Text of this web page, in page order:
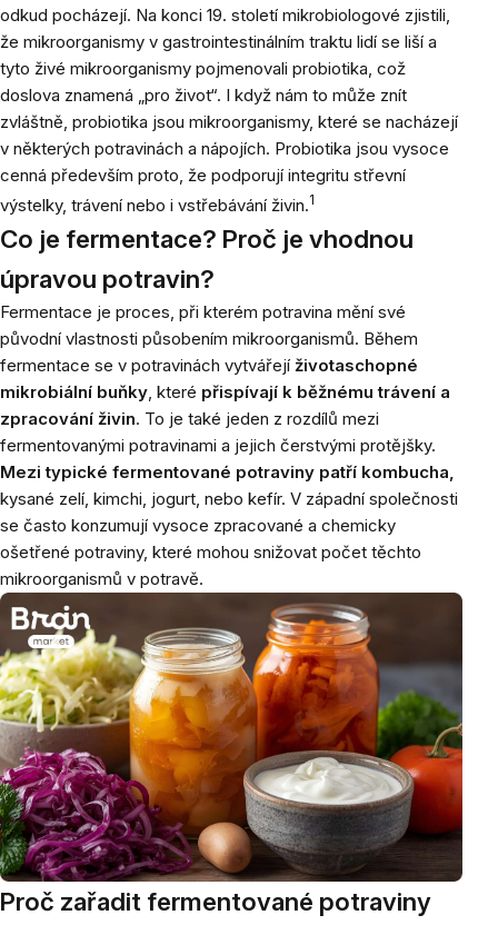
odkud pocházejí. Na konci 19. století mikrobiologové zjistili,
že mikroorganismy v gastrointestinálním traktu lidí se liší a
tyto živé mikroorganismy pojmenovali probiotika, což
doslova znamená „pro život“. I když nám to může znít
zvláštně, probiotika jsou mikroorganismy, které se nacházejí
v některých potravinách a nápojích. Probiotika jsou vysoce
cenná především proto, že podporují integritu střevní
výstelky, trávení nebo i vstřebávání živin.1
Co je fermentace? Proč je vhodnou
úpravou potravin?
Fermentace je proces, při kterém potravina mění své
původní vlastnosti působením mikroorganismů. Během
fermentace se v potravinách vytvářejí životaschopné
mikrobiální buňky, které přispívají k běžnému trávení a
zpracování živin. To je také jeden z rozdílů mezi
fermentovanými potravinami a jejich čerstvými protějšky.
Mezi typické fermentované potraviny patří kombucha,
kysané zelí, kimchi, jogurt, nebo kefír. V západní společnosti
se často konzumují vysoce zpracované a chemicky
ošetřené potraviny, které mohou snižovat počet těchto
mikroorganismů v potravě.
Proč zařadit fermentované potraviny